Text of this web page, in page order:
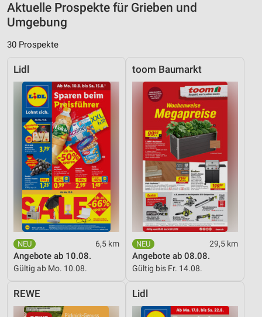
Aktuelle Prospekte für Grieben und
Umgebung
30 Prospekte
Lidl
6,5 km
Angebote ab 10.08.
Gültig ab Mo. 10.08.
toom Baumarkt
29,5 km
Angebote ab 08.08.
Gültig bis Fr. 14.08.
REWE Lidl